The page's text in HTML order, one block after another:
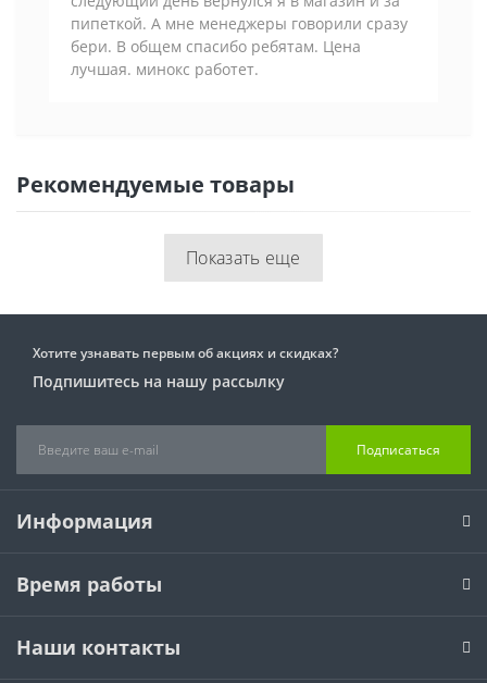
пипеткой. А мне менеджеры говорили сразу
бери. В общем спасибо ребятам. Цена
лучшая. минокс работет.
Рекомендуемые товары
Показать еще
Хотите узнавать первым об акциях и скидках?
Подпишитесь на нашу рассылку
Подписаться
Информация
Время работы
Наши контакты